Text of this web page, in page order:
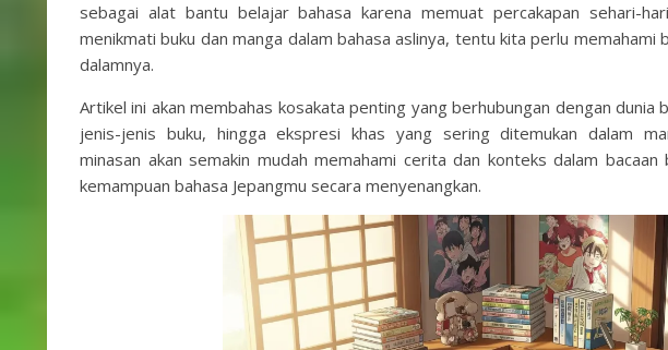
sebagai alat bantu belajar bahasa karena memuat percakapan sehari-
menikmati buku dan manga dalam bahasa aslinya, tentu kita perlu memahami
dalamnya.
Artikel ini akan membahas kosakata penting yang berhubungan dengan dunia
jenis-jenis buku, hingga ekspresi khas yang sering ditemukan dalam
minasan akan semakin mudah memahami cerita dan konteks dalam
kemampuan bahasa Jepangmu secara menyenangkan.